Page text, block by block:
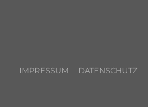
IMPRESSUM DATENSCHUTZ